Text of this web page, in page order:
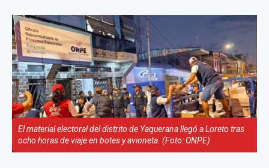
El material electoral del distrito de Yaquerana llegó a Loreto tras
ocho horas de viaje en botes y avioneta. (Foto: ONPE)